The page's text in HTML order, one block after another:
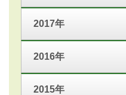
2017年
2016年
2015年